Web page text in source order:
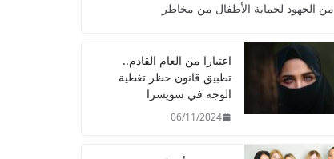
من الجهود لحماية الأطفال من مخاطر
اعتبارا من العام القادم..
تطبيق قانون حظر تغطية
الوجه في سويسرا
06/11/2024